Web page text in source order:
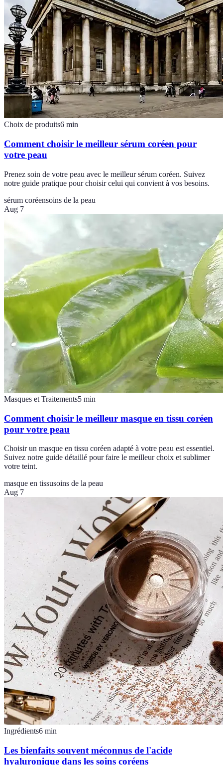
Choix de produits6 min
Comment choisir le meilleur sérum coréen pour
votre peau
Prenez soin de votre peau avec le meilleur sérum coréen. Suivez
notre guide pratique pour choisir celui qui convient à vos besoins.
sérum coréensoins de la peau
Aug 7
Masques et Traitements5 min
Comment choisir le meilleur masque en tissu coréen
pour votre peau
Choisir un masque en tissu coréen adapté à votre peau est essentiel.
Suivez notre guide détaillé pour faire le meilleur choix et sublimer
votre teint.
masque en tissusoins de la peau
Aug 7
Ingrédients6 min
Les bienfaits souvent méconnus de l'acide
hyaluronique dans les soins coréens